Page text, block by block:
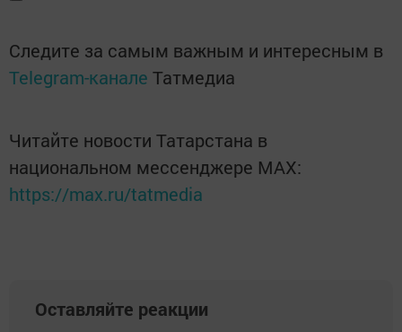
Следите за самым важным и интересным в
Telegram-канале Татмедиа
Читайте новости Татарстана в
национальном мессенджере MАХ:
https://max.ru/tatmedia
Оставляйте реакции